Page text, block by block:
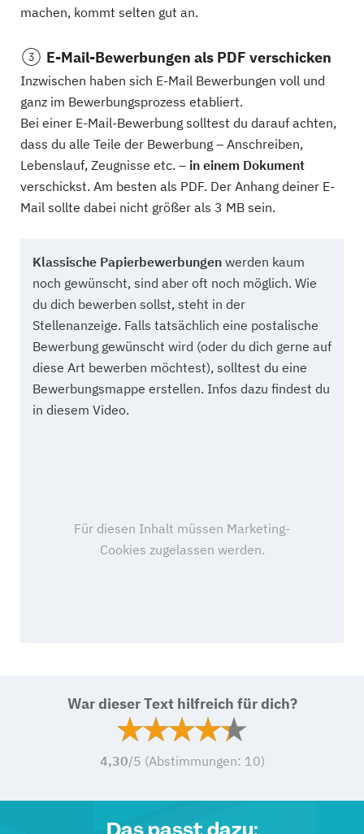
machen, kommt selten gut an.
E-Mail-Bewerbungen als PDF verschicken
Inzwischen haben sich E-Mail Bewerbungen voll und
ganz im Bewerbungsprozess etabliert.
Bei einer E-Mail-Bewerbung solltest du darauf achten,
dass du alle Teile der Bewerbung – Anschreiben,
Lebenslauf, Zeugnisse etc. – in einem Dokument
verschickst. Am besten als PDF. Der Anhang deiner E-
Mail sollte dabei nicht größer als 3 MB sein.
Klassische Papierbewerbungen werden kaum
noch gewünscht, sind aber oft noch möglich. Wie
du dich bewerben sollst, steht in der
Stellenanzeige. Falls tatsächlich eine postalische
Bewerbung gewünscht wird (oder du dich gerne auf
diese Art bewerben möchtest), solltest du eine
Bewerbungsmappe erstellen. Infos dazu findest du
in diesem Video.
War dieser Text hilfreich für dich?
4,30/5 (Abstimmungen: 10)